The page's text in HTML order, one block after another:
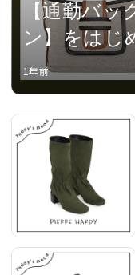
【通勤バ
ン】をはじ
え入れたい
#vol.1
1年前